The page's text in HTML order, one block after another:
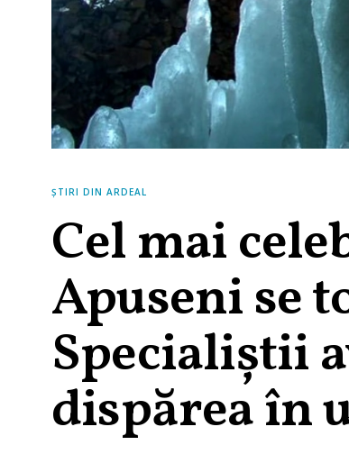
ȘTIRI DIN ARDEAL
Cel mai
Apuseni se
Specialiștii
dispărea în